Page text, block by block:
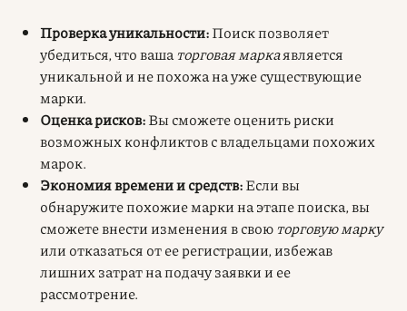
Проверка уникальности:Поиск позволяет
убедиться, что ваша торговая маркаявляется
уникальной и не похожа на уже существующие
марки.
Оценка рисков:Вы сможете оценить риски
возможных конфликтов с владельцами похожих
марок.
Экономия времени и средств:Если вы
обнаружите похожие марки на этапе поиска, вы
сможете внести изменения в свою торговую марку
или отказаться от ее регистрации, избежав
лишних затрат на подачу заявки и ее
рассмотрение.